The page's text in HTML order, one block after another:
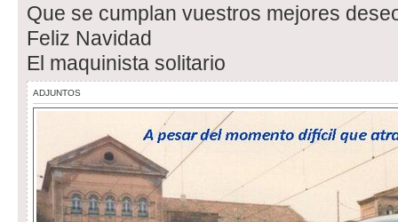
Que se cumplan vuestros mejores
Feliz Navidad
El maquinista solitario
ADJUNTOS